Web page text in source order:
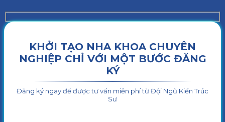
KHỞI TẠO NHA KHOA CHUYÊN
NGHIỆP CHỈ VỚI MỘT BƯỚC ĐĂNG
KÝ
Đăng ký ngay để được tư vấn miễn phí từ Đội Ngũ Kiến Trúc
Sư